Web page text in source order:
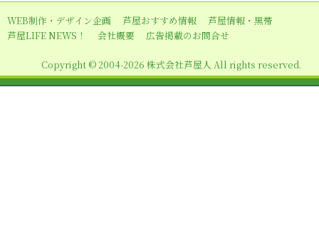
ョ
ン
WEB制作・デザイン企画 芦屋おすすめ情報
芦屋情報・黒帯
芦屋LIFE NEWS！
会社概要 広告掲載のお問合せ
Copyright © 2004-2026 株式会社芦屋人 All rights reserved.